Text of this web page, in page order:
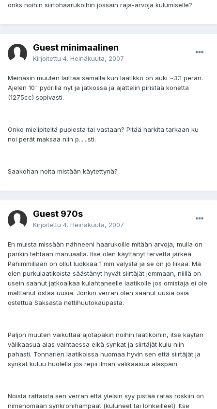
onks noihin siirtohaarukoihin jossain raja-arvoja kulumiselle?
Guest minimaalinen
Kirjoitettu 4. Heinäkuuta, 2007
Meinasin muuten laittaa samalla kun laatikko on auki ~3:1 perän.
Ajelen 10" pyörillä nyt ja jatkossa ja ajattelin piristää konetta
(1275cc) sopivasti.
Onko mielipiteitä puolesta tai vastaan? Pitää harkita tarkaan ku
noi perät maksaa niin p......sti.
Saakohan noita mistään käytettynä?
Guest 970s
Kirjoitettu 4. Heinäkuuta, 2007
En muista missään nähneeni haarukoille mitään arvoja, mulla on
parikin tehtaan manuaalia. Itse olen käyttänyt tervettä järkeä.
Pahimmillaan on ollut luokkaa 1 mm välystä ja se on jo liikaa. Mä
olen purkulaatikoista säästänyt hyvät siirtäjät jemmaan, niillä on
usein saanut jatkoaikaa kulahtaneelle laatikolle jos omistaja ei ole
malttanut ostaa uusia. Jonkin verran olen saanut uusia osia
ostettua Saksasta nettihuutokaupasta.
Paljon muuten vaikuttaa ajotapakin noihin laatikoihin, itse käytän
välikaasua alas vaihtaessa eikä synkat ja siirtäjät kulu niin
pahasti. Tonnarien laatikoissa huomaa hyvin sen että siirtäjät ja
synkat kuluu huolella jos repii ilman välikaasua alaspäin.
Noista rattaista sen verran että yleisin syy pistää ratas roskiin on
nimenomaan synkronihampaat (kuluneet tai lohkeilleet). Itse